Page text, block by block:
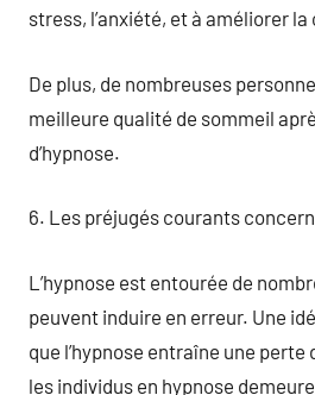
stress, l’anxiété, et à améliorer
De plus, de nombreuses
meilleure qualité de sommeil
d’hypnose.
6. Les préjugés courants
L’hypnose est entourée de
peuvent induire en erreur. Une
que l’hypnose entraîne une
les individus en hypnose